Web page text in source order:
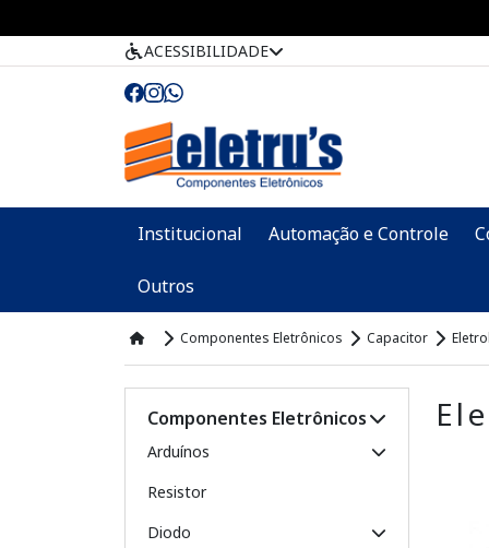
ACESSIBILIDADE
Institucional Automação e Controle
Outros
Componentes Eletrônicos Capacitor
Componentes Eletrônicos
Arduínos
Resistor
Diodo